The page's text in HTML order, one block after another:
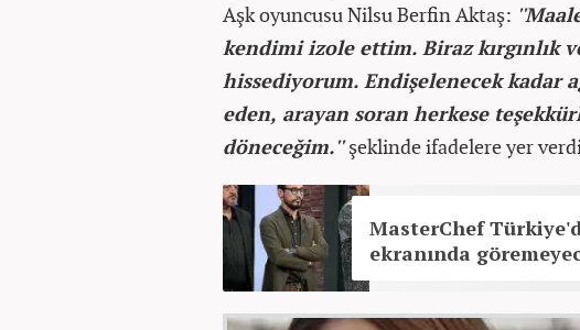
Aşk oyuncusu Nilsu Berfin Aktaş:
kendimi izole ettim. Biraz kırgınlık
hissediyorum. Endişelenecek kadar
eden, arayan soran herkese
döneceğim.''şeklinde ifadelere yer
MasterChef
ekranında